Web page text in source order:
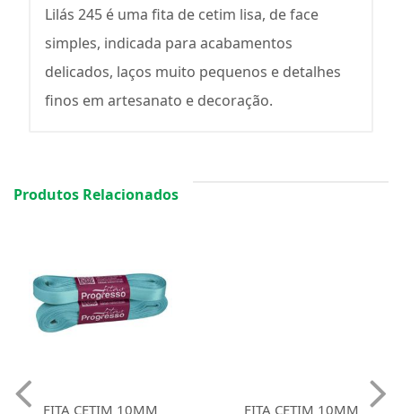
Lilás 245 é uma fita de cetim lisa, de face
simples, indicada para acabamentos
delicados, laços muito pequenos e detalhes
finos em artesanato e decoração.
Produtos Relacionados
FITA CETIM 10MM
FITA CETIM 10MM